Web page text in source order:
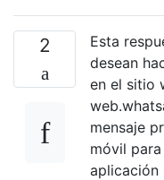
2
Esta
desean
en el sitio
mensaje
móvil
aplicación